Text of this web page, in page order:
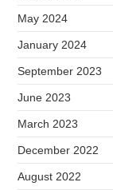
May 2024
January 2024
September 2023
June 2023
March 2023
December 2022
August 2022